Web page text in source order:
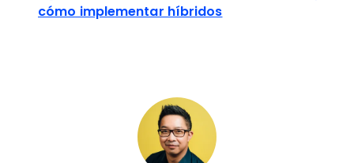
cómo implementar híbridos